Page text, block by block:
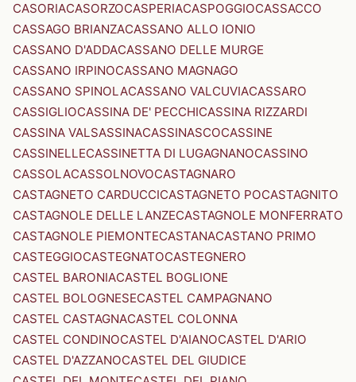
CASORIACASORZOCASPERIACASPOGGIOCASSACCO
CASSAGO BRIANZACASSANO ALLO IONIO
CASSANO D'ADDACASSANO DELLE MURGE
CASSANO IRPINOCASSANO MAGNAGO
CASSANO SPINOLACASSANO VALCUVIACASSARO
CASSIGLIOCASSINA DE' PECCHICASSINA RIZZARDI
CASSINA VALSASSINACASSINASCOCASSINE
CASSINELLECASSINETTA DI LUGAGNANOCASSINO
CASSOLACASSOLNOVOCASTAGNARO
CASTAGNETO CARDUCCICASTAGNETO POCASTAGNITO
CASTAGNOLE DELLE LANZECASTAGNOLE MONFERRATO
CASTAGNOLE PIEMONTECASTANACASTANO PRIMO
CASTEGGIOCASTEGNATOCASTEGNERO
CASTEL BARONIACASTEL BOGLIONE
CASTEL BOLOGNESECASTEL CAMPAGNANO
CASTEL CASTAGNACASTEL COLONNA
CASTEL CONDINOCASTEL D'AIANOCASTEL D'ARIO
CASTEL D'AZZANOCASTEL DEL GIUDICE